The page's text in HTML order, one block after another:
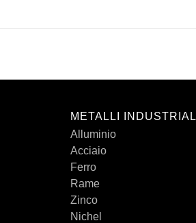
METALLI INDUSTRIALI
Alluminio
Acciaio
Ferro
Rame
Zinco
Nichel